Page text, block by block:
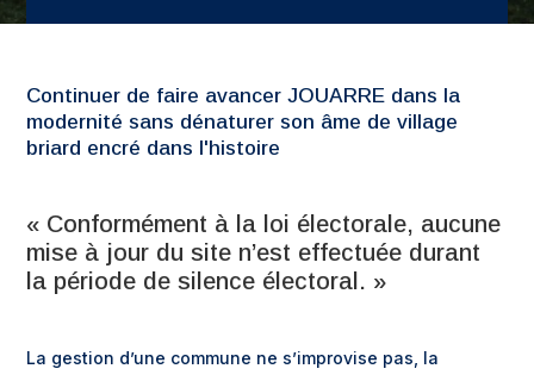
Continuer de faire avancer JOUARRE dans la
modernité sans dénaturer son âme de village
briard encré dans l'histoire
« Conformément à la loi électorale, aucune
mise à jour du site n’est effectuée durant
la période de silence électoral. »
La gestion d’une commune ne s’improvise pas, la